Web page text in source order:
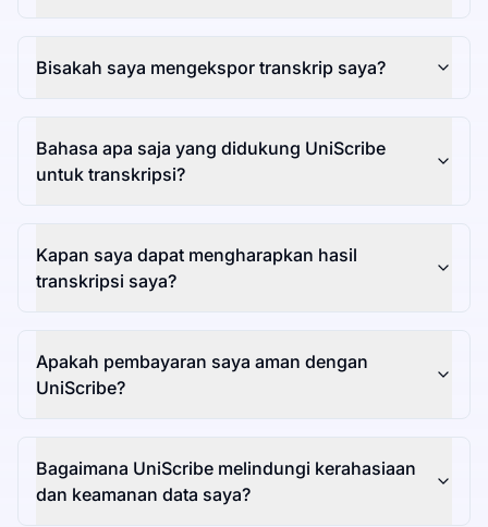
Bisakah saya mengekspor transkrip saya?
Bahasa apa saja yang didukung UniScribe
untuk transkripsi?
Kapan saya dapat mengharapkan hasil
transkripsi saya?
Apakah pembayaran saya aman dengan
UniScribe?
Bagaimana UniScribe melindungi kerahasiaan
dan keamanan data saya?